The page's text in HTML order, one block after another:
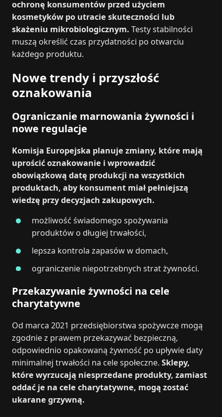
ochronę konsumentów przed użyciem
kosmetyków po utracie skuteczności lub
skażeniu mikrobiologicznym. Testy stabilności
muszą określić czas przydatności po otwarciu
każdego produktu.
Nowe trendy i przyszłość
oznakowania
Ograniczanie marnowania żywności i
nowe regulacje
Komisja Europejska planuje zmiany, które mają
uprościć oznakowanie i wprowadzić
obowiązkową datę produkcji na wszystkich
produktach, aby konsument miał pełniejszą
wiedzę przy decyzjach zakupowych.
możliwość świadomego spożywania
produktów o długiej trwałości,
lepsza kontrola zapasów w domach,
ograniczenie niepotrzebnych strat żywności.
Przekazywanie żywności na cele
charytatywne
Od marca 2021 przedsiębiorstwa spożywcze mogą
zgodnie z prawem przekazywać bezpieczną,
odpowiednio opakowaną żywność po upływie daty
minimalnej trwałości na cele społeczne. Sklepy,
które wyrzucają niesprzedane produkty, zamiast
oddać je na cele charytatywne, mogą zostać
ukarane grzywną.